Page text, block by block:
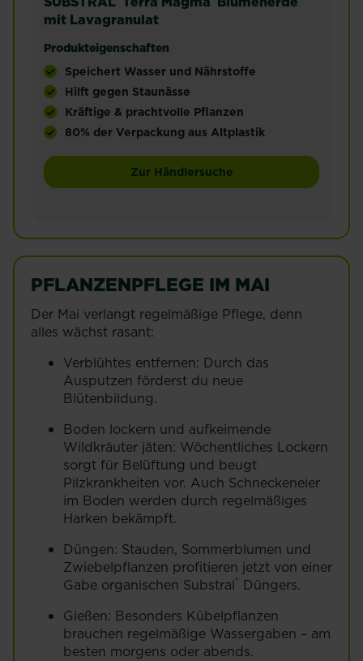
mit Lavagranulat
Produkteigenschaften
Speichert Wasser und Nährstoffe
Hilft gegen Staunässe
Kräftige & prachtvolle Pflanzen
80% der Verpackung aus Altplastik
Gebrauchsfertiges Kultursubstrat in Premium-
Zur Händlersuche
PFLANZENPFLEGE IM MAI
Der Mai verlangt regelmäßige Pflege, denn
alles wächst rasant:
Verblühtes entfernen: Durch das
Ausputzen förderst du neue
Blütenbildung.
Boden lockern und aufkeimende
Wildkräuter jäten: Wöchentliches Lockern
sorgt für Belüftung und beugt
Pilzkrankheiten vor. Auch Schneckeneier
im Boden werden durch regelmäßiges
Harken bekämpft.
Düngen: Stauden, Sommerblumen und
Zwiebelpflanzen profitieren jetzt von einer
Gabe organischen Substral® Düngers.
Gießen: Besonders Kübelpflanzen
brauchen regelmäßige Wassergaben – am
besten morgens oder abends.